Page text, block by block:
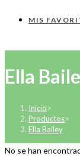
MIS
Ella
Inicio>
Productos>
Ella Bailey
No se han